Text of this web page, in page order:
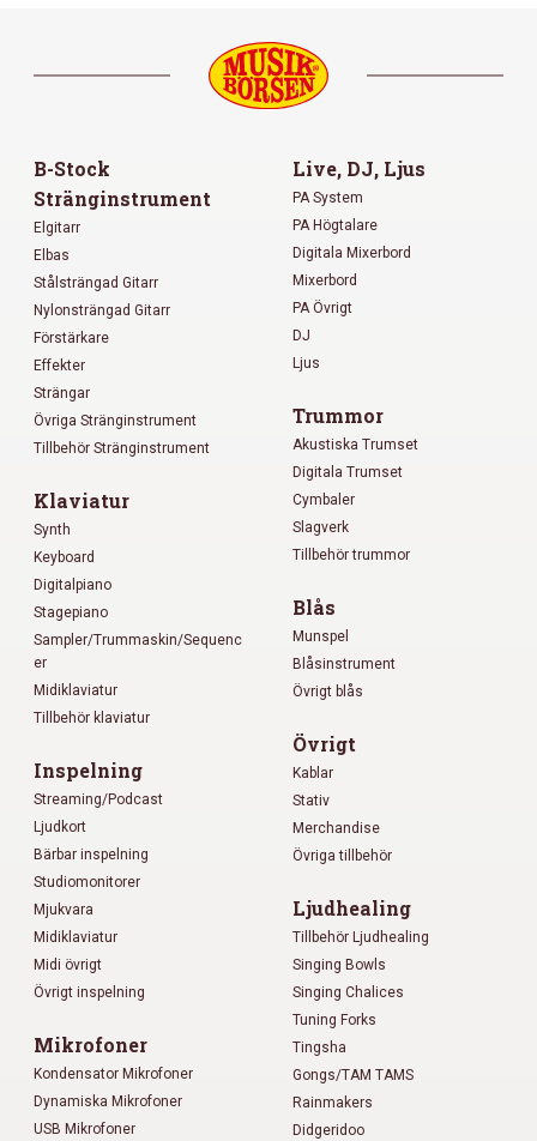
B-Stock
Stränginstrument
Elgitarr
Elbas
Stålsträngad Gitarr
Nylonsträngad Gitarr
Förstärkare
Effekter
Strängar
Övriga Stränginstrument
Tillbehör Stränginstrument
Klaviatur
Synth
Keyboard
Digitalpiano
Stagepiano
Sampler/Trummaskin/Sequenc
er
Midiklaviatur
Tillbehör klaviatur
Inspelning
Streaming/Podcast
Ljudkort
Bärbar inspelning
Studiomonitorer
Mjukvara
Midiklaviatur
Midi övrigt
Övrigt inspelning
Mikrofoner
Kondensator Mikrofoner
Dynamiska Mikrofoner
USB Mikrofoner
Live, DJ, Ljus
PA System
PA Högtalare
Digitala Mixerbord
Mixerbord
PA Övrigt
DJ
Ljus
Trummor
Akustiska Trumset
Digitala Trumset
Cymbaler
Slagverk
Tillbehör trummor
Blås
Munspel
Blåsinstrument
Övrigt blås
Övrigt
Kablar
Stativ
Merchandise
Övriga tillbehör
Ljudhealing
Tillbehör Ljudhealing
Singing Bowls
Singing Chalices
Tuning Forks
Tingsha
Gongs/TAM TAMS
Rainmakers
Didgeridoo